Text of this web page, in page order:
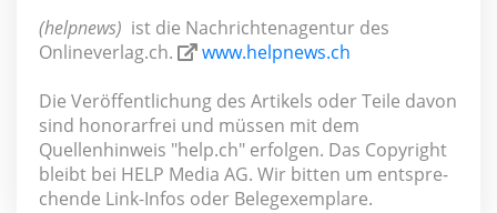
(helpnews) ist die Nachrichtenagentur des
Onlineverlag.ch.
www.helpnews.ch
Die Veröffentlichung des Artikels oder Teile davon
sind honorar­frei und müssen mit dem
Quellenhinweis "help.ch" erfolgen. Das Copyright
bleibt bei HELP Media AG. Wir bitten um ent­spre­
chen­de Link-Infos oder Belegexemplare.